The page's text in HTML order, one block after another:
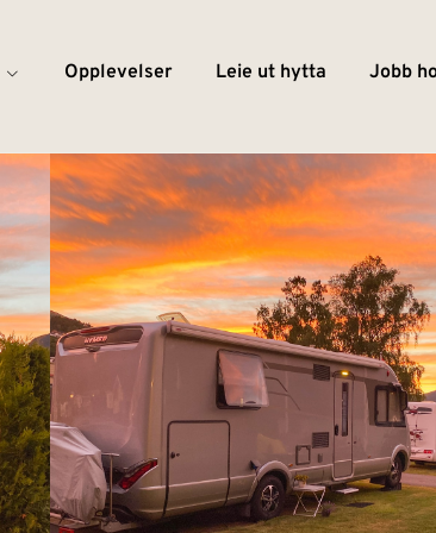
Opplevelser Leie ut hytta Jobb